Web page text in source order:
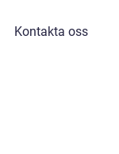
Kontakta oss